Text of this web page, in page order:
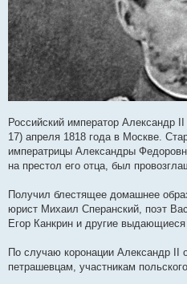
Российский император Александр
17) апреля 1818 года в Москве.
императрицы Александры
на престол его отца, был
Получил блестящее домашнее
юрист Михаил Сперанский, поэт
Егор Канкрин и другие
По случаю коронации Александр II
петрашевцам, участникам